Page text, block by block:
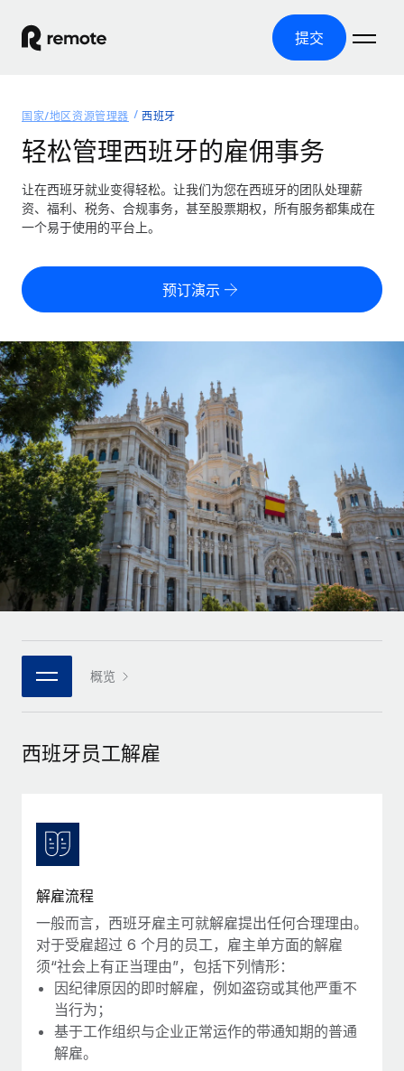
提交
产品
全球招聘
全球薪资管理
轻松运行合规薪资
零实体成本实现全球扩张
全球合规聘用合同工
合同工管理
全球合同工入职与管理
PEO
外包复杂雇佣任务
基础设施
Remote Embedded
将人力资源无缝融入工作流程
团队的内置核心人力资源功能
连接 新的
使用我们的 MCP 将任何人工智能工具与 Remote 平台相连
借助核心业务工具简化流程
咨询专家
获得全球人力资源与合规方面的专家帮助
背景调查
简化候选人筛选流程
合规守望台
防范合规风险
设备管理
在全球范围内配置和跟踪 IT 设备
覆盖全球
美国各州浏览器
Remote 无惧对比
了解我们的竞争优势
成长阶段
初创企业
为成长型企业量身打造的全球敏捷型人力资源与薪资解决方案
中型市场
通过定制化人力资源解决方案扩展团队
企业
与我们携手合作
战略技术合作伙伴
Remote Build
集成与人工智能自动化咨询
资源
工具与计算器
误分类风险计算工具
员工成本计算器
计算任何国家的员工总成本
合同工薪酬结算计算器
探索全球合同工的结算货币选项与结算速度
通过 REMOTE 学习
研究与指引
案例研究
人力资源术语表
核对表和模板
职位描述库
网络研讨会
活动
薪金与人才洞察
洞察中心
获得支持
查看全部资源
博客
Why owned entities are key to maintaining
EOR compliance
定价
中文（简体）
English
Nederlands
Français
Deutsch
Español
Italiano
Português (Portugal)
日本語
한국어
登录
国家/地区资源管理器 西班牙
轻松管理西班牙的雇佣事务
让在西班牙就业变得轻松。让我们为您在西班牙的团队处理薪
资、福利、税务、合规事务，甚至股票期权，所有服务都集成在
一个易于使用的平台上。
预订演示
概览
西班牙员工解雇
解雇流程
一般而言，西班牙雇主可就解雇提出任何合理理由。
对于受雇超过 6 个月的员工，雇主单方面的解雇
须“社会上有正当理由”，包括下列情形：
因纪律原因的即时解雇，例如盗窃或其他严重不
当行为；
基于工作组织与企业正常运作的带通知期的普通
解雇。